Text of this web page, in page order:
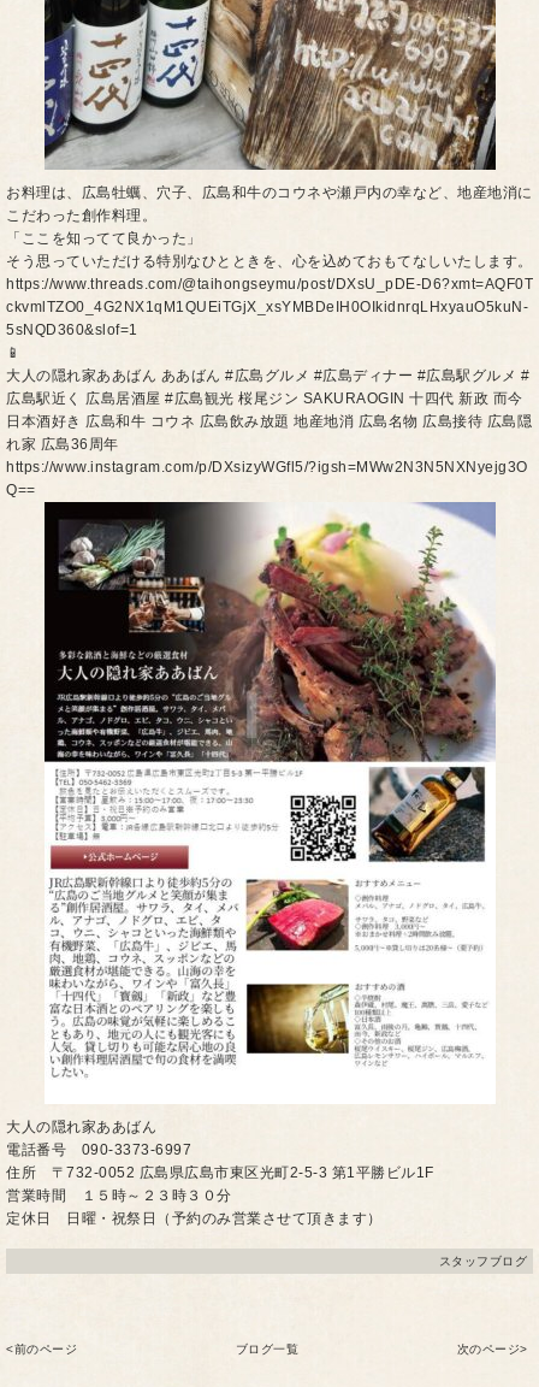
お料理は、広島牡蠣、穴子、広島和牛のコウネや瀬戸内の幸など、地産地消に
こだわった創作料理。
「ここを知ってて良かった」
そう思っていただける特別なひとときを、心を込めておもてなしいたします。
https://www.threads.com/@taihongseymu/post/DXsU_pDE-D6?xmt=AQF0T
ckvmlTZO0_4G2NX1qM1QUEiTGjX_xsYMBDeIH0OIkidnrqLHxyauO5kuN-
5sNQD360&slof=1
📱
大人の隠れ家ああばん ああばん #広島グルメ #広島ディナー #広島駅グルメ #
広島駅近く 広島居酒屋 #広島観光 桜尾ジン SAKURAOGIN 十四代 新政 而今
日本酒好き 広島和牛 コウネ 広島飲み放題 地産地消 広島名物 広島接待 広島隠
れ家 広島36周年
https://www.instagram.com/p/DXsizyWGfl5/?igsh=MWw2N3N5NXNyejg3O
Q==
大人の隠れ家ああばん
電話番号 090-3373-6997
住所 〒732-0052 広島県広島市東区光町2-5-3 第1平勝ビル1F
営業時間 １５時～２３時３０分
定休日 日曜・祝祭日（予約のみ営業させて頂きます）
スタッフブログ
<前のページ ブログ一覧 次のページ>